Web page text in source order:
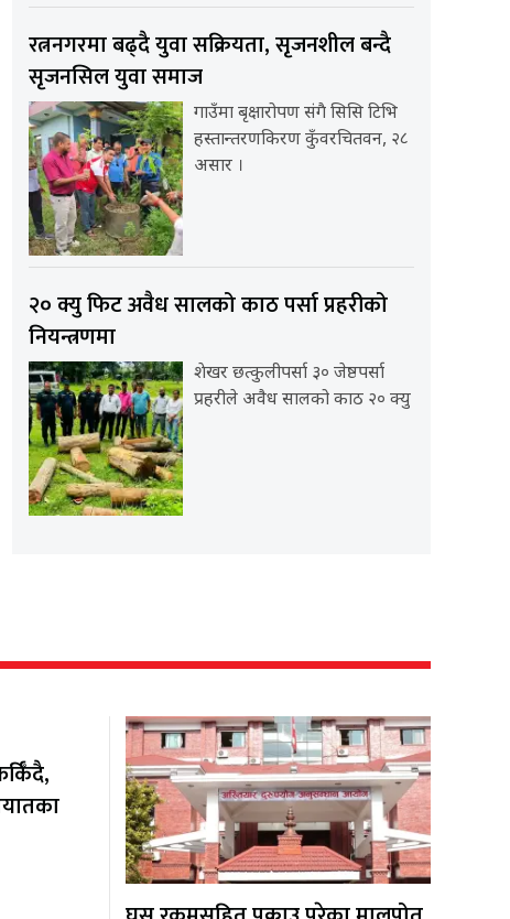
रत्ननगरमा बढ्दै युवा सक्रियता, सृजनशील बन्दै
सृजनसिल युवा समाज
गाउँमा बृक्षारोपण संगै सिसि टिभि
हस्तान्तरणकिरण कुँवरचितवन, २८
असार ।
२० क्यु फिट अवैध सालको काठ पर्सा प्रहरीको
नियन्त्रणमा
शेखर छत्कुलीपर्सा ३० जेष्ठपर्सा
प्रहरीले अवैध सालको काठ २० क्यु